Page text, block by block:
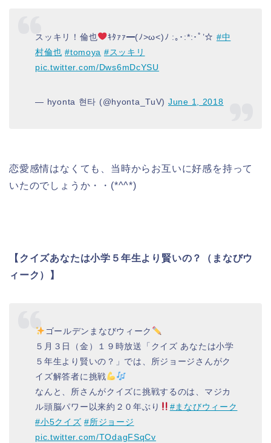
スッキリ！倫也 ｷﾀｧｧ━(ﾉ>ω<)ﾉ :｡･:*:･ﾟ’☆ #中
村倫也 #tomoya #スッキリ
pic.twitter.com/Dws6mDcYSU
— hyonta 현타 (@hyonta_TuV) June 1, 2018
恋愛感情はなくても、当時からお互いに好感を持って
いたのでしょうか・・(*^^*)
【クイズあなたは小学５年生より賢いの？（まなびウ
ィーク）】
ゴールデンまなびウィーク
５月３日（金）１９時放送「クイズ あなたは小学
５年生より賢いの？」では、所ジョージさんがク
イズ解答者に挑戦
なんと、所さんがクイズに挑戦するのは、マジカ
ル頭脳パワー以来約２０年ぶり
#まなびウィーク
#小5クイズ #所ジョージ
pic.twitter.com/TOdagFSqCv